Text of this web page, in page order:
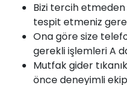
Bizi tercih etmeden
tespit etmeniz
Ona göre size
gerekli işlemleri A
Mutfak gider
önce deneyimli